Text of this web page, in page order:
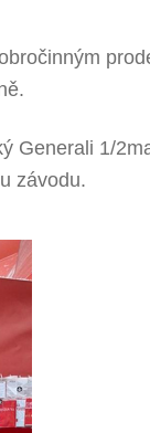
Generali 1/
závodu.